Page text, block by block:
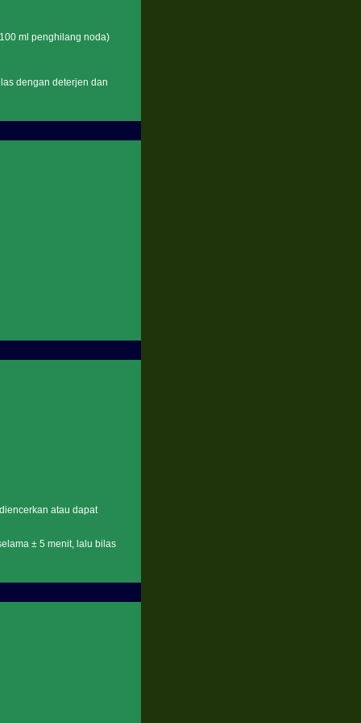
ml penghilang noda)
dengan deterjen dan
atau dapat
± 5 menit, lalu bilas